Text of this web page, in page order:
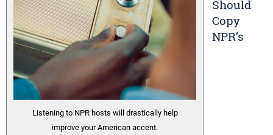
Listening to NPR hosts will drastically help
improve your American accent.
Should
Copy
NPR’s